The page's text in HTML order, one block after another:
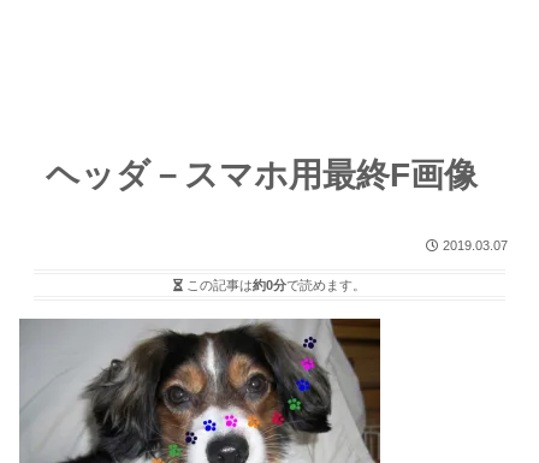
ヘッダ－スマホ用最終F画像
2019.03.07
この記事は約0分で読めます。